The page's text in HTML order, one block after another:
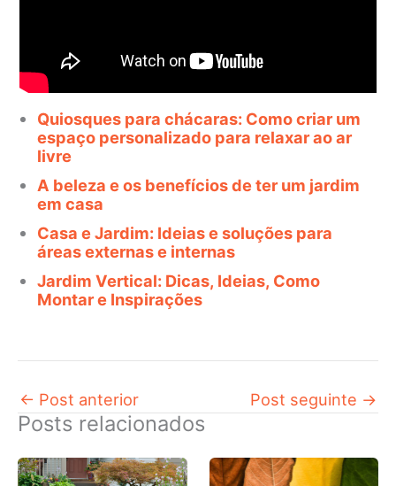
Quiosques para chácaras: Como criar um
espaço personalizado para relaxar ao ar
livre
A beleza e os benefícios de ter um jardim
em casa
Casa e Jardim: Ideias e soluções para
áreas externas e internas
Jardim Vertical: Dicas, Ideias, Como
Montar e Inspirações
← Post anterior Post seguinte →
Posts relacionados